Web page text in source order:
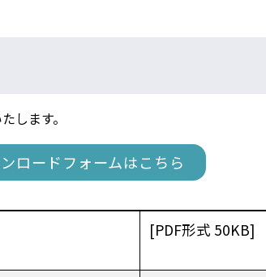
します。
ロードフォームはこちら
[PDF形式 50KB]